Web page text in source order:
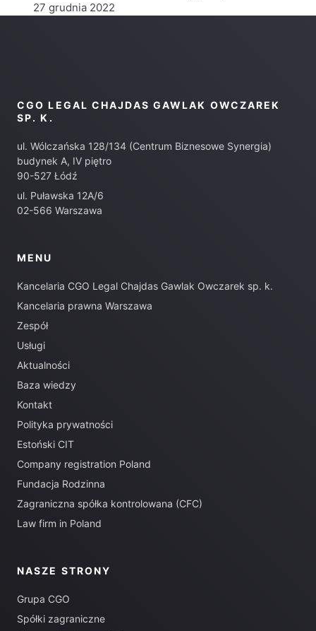
27 grudnia 2022
CGO LEGAL CHAJDAS GAWLAK OWCZAREK
SP. K.
ul. Wólczańska 128/134 (Centrum Biznesowe Synergia)
budynek A, IV piętro
90-527 Łódź
ul. Puławska 12A/6
02-566 Warszawa
MENU
Kancelaria CGO Legal Chajdas Gawlak Owczarek sp. k.
Kancelaria prawna Warszawa
Zespół
Usługi
Aktualności
Baza wiedzy
Kontakt
Polityka prywatności
Estoński CIT
Company registration Poland
Fundacja Rodzinna
Zagraniczna spółka kontrolowana (CFC)
Law firm in Poland
NASZE STRONY
Grupa CGO
Spółki zagraniczne